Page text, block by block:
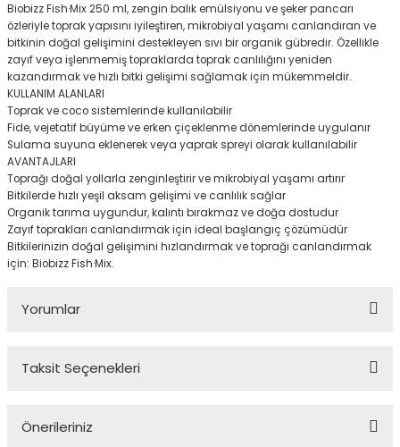
Yorum Yaz Fiyatı Düşünce Haber
Biobizz Fish·Mix 250 ml, zengin balık emülsiyonu ve şeker pancarı
özleriyle toprak yapısını iyileştiren, mikrobiyal yaşamı canlandıran ve
bitkinin doğal gelişimini destekleyen sıvı bir organik gübredir. Özellikle
zayıf veya işlenmemiş topraklarda toprak canlılığını yeniden
kazandırmak ve hızlı bitki gelişimi sağlamak için mükemmeldir.
KULLANIM ALANLARI
Toprak ve coco sistemlerinde kullanılabilir
Fide, vejetatif büyüme ve erken çiçeklenme dönemlerinde uygulanır
Sulama suyuna eklenerek veya yaprak spreyi olarak kullanılabilir
AVANTAJLARI
Toprağı doğal yollarla zenginleştirir ve mikrobiyal yaşamı artırır
Bitkilerde hızlı yeşil aksam gelişimi ve canlılık sağlar
Organik tarıma uygundur, kalıntı bırakmaz ve doğa dostudur
Zayıf toprakları canlandırmak için ideal başlangıç çözümüdür
Bitkilerinizin doğal gelişimini hızlandırmak ve toprağı canlandırmak
için: Biobizz Fish·Mix.
Yorumlar
Taksit Seçenekleri
Önerileriniz